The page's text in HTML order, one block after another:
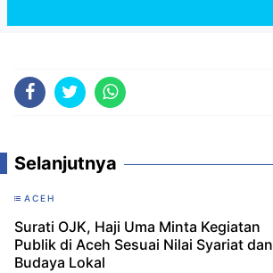
Selanjutnya
ACEH
Surati OJK, Haji Uma Minta Kegiatan
Publik di Aceh Sesuai Nilai Syariat dan
Budaya Lokal